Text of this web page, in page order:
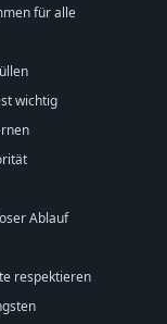
für alle
wichtig
Ablauf
respektieren